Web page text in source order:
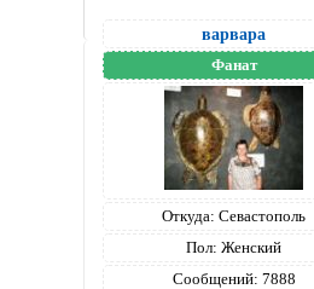
варвара
Фанат
Откуда: Севастополь
Пол: Женский
Сообщений: 7888